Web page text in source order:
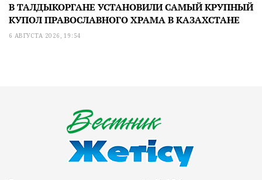
В ТАЛДЫКОРГАНЕ УСТАНОВИЛИ САМЫЙ КРУПНЫЙ
КУПОЛ ПРАВОСЛАВНОГО ХРАМА В КАЗАХСТАНЕ
6 АВГУСТА 2026, 19:54